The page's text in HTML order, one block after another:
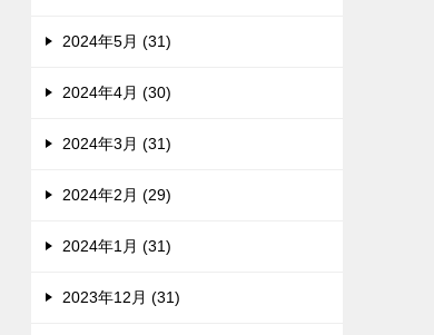
2024年5月 (31)
2024年4月 (30)
2024年3月 (31)
2024年2月 (29)
2024年1月 (31)
2023年12月 (31)